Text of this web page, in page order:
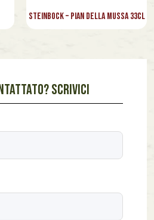
Steinbock – Pian della Mussa 33cl
SCRIVICI